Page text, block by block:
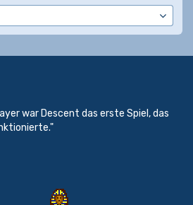
war Descent das erste Spiel, das